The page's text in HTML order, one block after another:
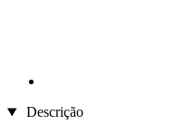
Descrição